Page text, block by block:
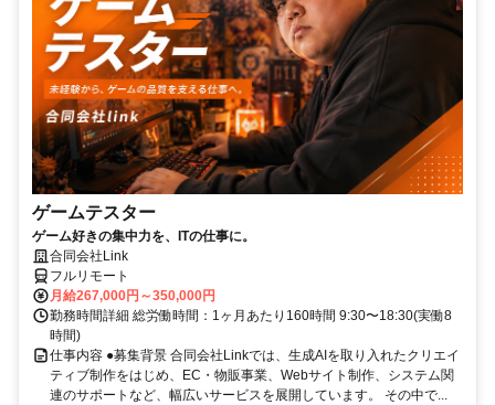
ゲームテスター
ゲーム好きの集中力を、ITの仕事に。
合同会社Link
フルリモート
月給267,000円～350,000円
勤務時間詳細 総労働時間：1ヶ月あたり160時間 9:30〜18:30(実働8
時間)
仕事内容 ●募集背景 合同会社Linkでは、生成AIを取り入れたクリエイ
ティブ制作をはじめ、EC・物販事業、Webサイト制作、システム関
連のサポートなど、幅広いサービスを展開しています。 その中で...